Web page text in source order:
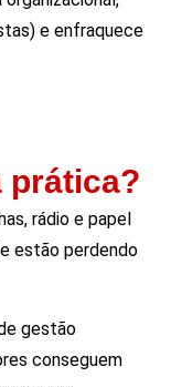
e enfraquece
prática?
rádio e papel
estão perdendo
gestão
conseguem